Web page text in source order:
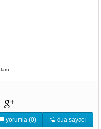
yorumla (0) dua sayacı